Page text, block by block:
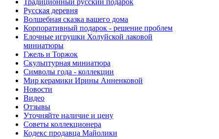
Традиционный русский подарок
Русская деревня
Волшебная сказка вашего дома
Корпоративный подарок - решение проблем
Елочные игрушки Холуйской лаковой
миниатюры
Гжель и Торжок
Скульптурная миниатюра
Символы года - коллекции
Мир керамики Ирины Анненковой
Новости
Видео
Отзывы
Уточняйте наличие и цену
Советы коллекционера
Кодекс продавца Майолики